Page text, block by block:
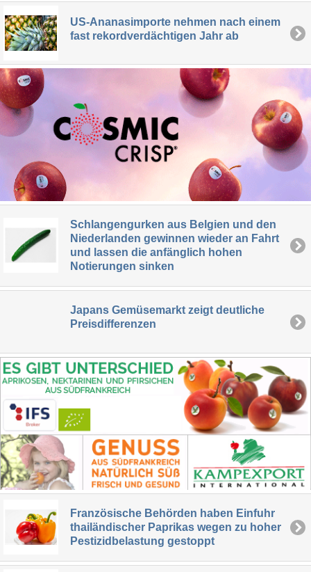
US-Ananasimporte nehmen nach einem
fast rekordverdächtigen Jahr ab
Schlangengurken aus Belgien und den
Niederlanden gewinnen wieder an Fahrt
und lassen die anfänglich hohen
Notierungen sinken
Japans Gemüsemarkt zeigt deutliche
Preisdifferenzen
Französische Behörden haben Einfuhr
thailändischer Paprikas wegen zu hoher
Pestizidbelastung gestoppt